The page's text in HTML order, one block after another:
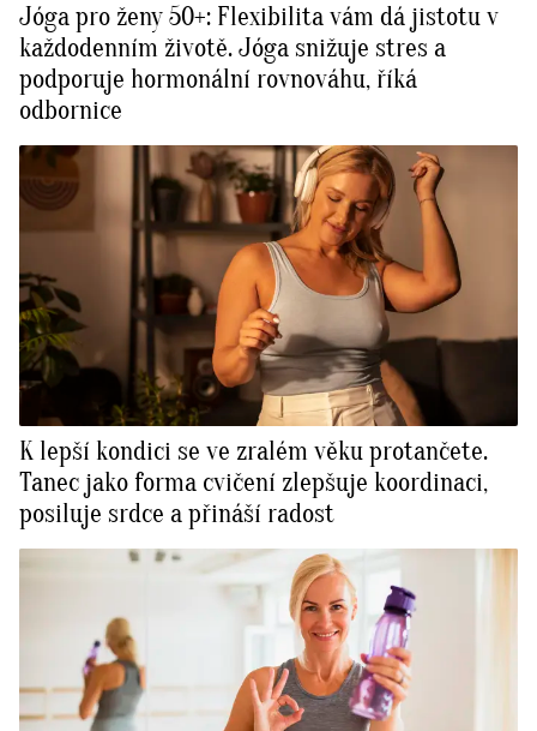
Jóga pro ženy 50+: Flexibilita vám dá jistotu v
každodenním životě. Jóga snižuje stres a
podporuje hormonální rovnováhu, říká
odbornice
K lepší kondici se ve zralém věku protančete.
Tanec jako forma cvičení zlepšuje koordinaci,
posiluje srdce a přináší radost